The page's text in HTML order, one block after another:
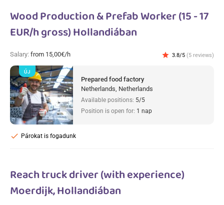
Wood Production & Prefab Worker (15 - 17
EUR/h gross) Hollandiában
Salary: from 15,00€/h star 3.8/5 (5 reviews)
Prepared food factory
Netherlands, Netherlands
Available positions: 5/5
Position is open for: 1 nap
Párokat is fogadunk
check
ÚJ
Reach truck driver (with experience)
Moerdijk, Hollandiában